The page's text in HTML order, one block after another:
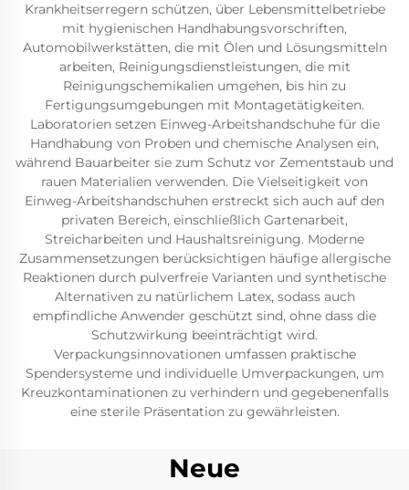
Krankheitserregern schützen, über Lebensmittelbetriebe
mit hygienischen Handhabungsvorschriften,
Automobilwerkstätten, die mit Ölen und Lösungsmitteln
arbeiten, Reinigungsdienstleistungen, die mit
Reinigungschemikalien umgehen, bis hin zu
Fertigungsumgebungen mit Montagetätigkeiten.
Laboratorien setzen Einweg-Arbeitshandschuhe für die
Handhabung von Proben und chemische Analysen ein,
während Bauarbeiter sie zum Schutz vor Zementstaub und
rauen Materialien verwenden. Die Vielseitigkeit von
Einweg-Arbeitshandschuhen erstreckt sich auch auf den
privaten Bereich, einschließlich Gartenarbeit,
Streicharbeiten und Haushaltsreinigung. Moderne
Zusammensetzungen berücksichtigen häufige allergische
Reaktionen durch pulverfreie Varianten und synthetische
Alternativen zu natürlichem Latex, sodass auch
empfindliche Anwender geschützt sind, ohne dass die
Schutzwirkung beeinträchtigt wird.
Verpackungsinnovationen umfassen praktische
Spendersysteme und individuelle Umverpackungen, um
Kreuzkontaminationen zu verhindern und gegebenenfalls
eine sterile Präsentation zu gewährleisten.
Neue